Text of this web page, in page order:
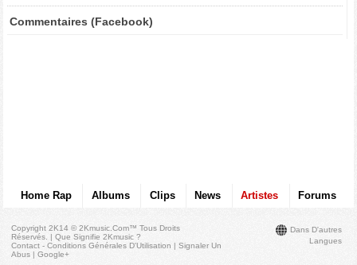
Commentaires (Facebook)
Home Rap Albums Clips News Artistes Forums
Dans D'autres
Langues
Copyright 2K14 © 2Kmusic.com™Tous Droits
Réservés . |Que Signifie 2Kmusic ?
Contact - Conditions Générales D'Utilisation |Signaler Un
Abus |Google+